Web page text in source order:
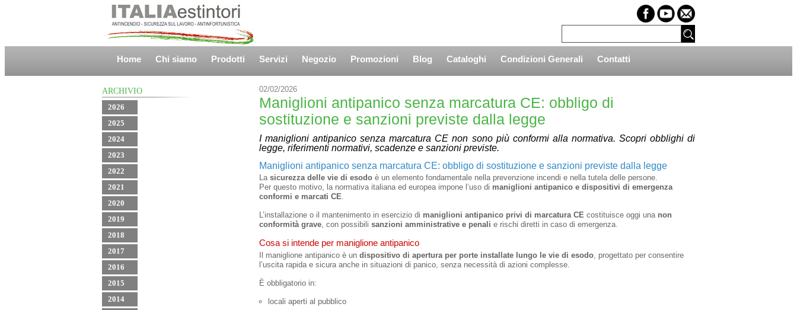
Home Chi siamo Prodotti Servizi Negozio Promozioni Blog Cataloghi Condizioni Generali Contatti
ARCHIVIO
2026
2025
2024
2023
2022
2021
2020
2019
2018
2017
2016
2015
2014
02/02/2026
Maniglioni antipanico senza marcatura CE: obbligo di
sostituzione e sanzioni previste dalla legge
I maniglioni antipanico senza marcatura CE non sono più conformi alla normativa. Scopri obblighi di
legge, riferimenti normativi, scadenze e sanzioni previste.
Maniglioni antipanico senza marcatura CE: obbligo di sostituzione e sanzioni previste dalla legge
La sicurezza delle vie di esodo è un elemento fondamentale nella prevenzione incendi e nella tutela delle persone.
Per questo motivo, la normativa italiana ed europea impone l’uso di maniglioni antipanico e dispositivi di emergenza
conformi e marcati CE.
L’installazione o il mantenimento in esercizio di maniglioni antipanico privi di marcatura CE costituisce oggi una non
conformità grave, con possibili sanzioni amministrative e penali e rischi diretti in caso di emergenza.
Cosa si intende per maniglione antipanico
Il maniglione antipanico è un dispositivo di apertura per porte installate lungo le vie di esodo, progettato per consentire
l’uscita rapida e sicura anche in situazioni di panico, senza necessità di azioni complesse.
È obbligatorio in:
locali aperti al pubblico